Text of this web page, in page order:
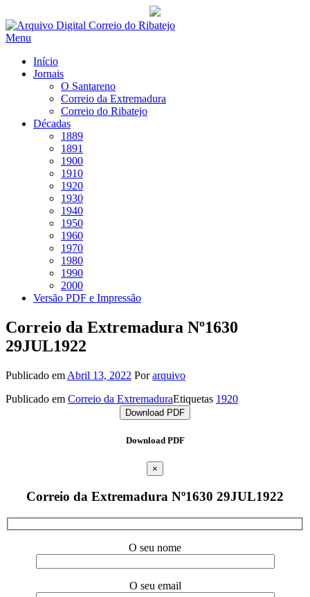
Saltar
para
Menu
Início
Jornais
O Santareno
Correio da Extremadura
Correio do Ribatejo
Décadas
1889
1891
1900
1910
1920
1930
1940
1950
1960
1970
1980
1990
2000
Versão PDF e Impressão
Correio da Extremadura Nº1630
29JUL1922
Publicado em Abril 13, 2022 Porarquivo
Publicado em Correio da ExtremaduraEtiquetas 1920
Download PDF
Download PDF
×
Correio da Extremadura Nº1630 29JUL1922
O seu nome
O seu email